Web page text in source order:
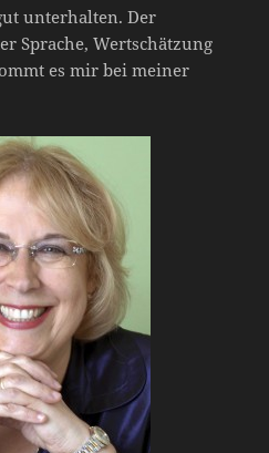
unterhalten. Der
Sprache, Wertschätzung
es mir bei meiner